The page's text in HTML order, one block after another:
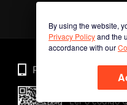
By using the website,
Privacy Policyand the
accordance with our
Phone
Ler o código